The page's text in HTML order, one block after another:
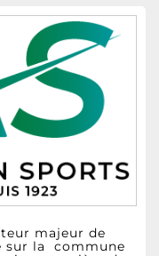
majeur de
sur la commune